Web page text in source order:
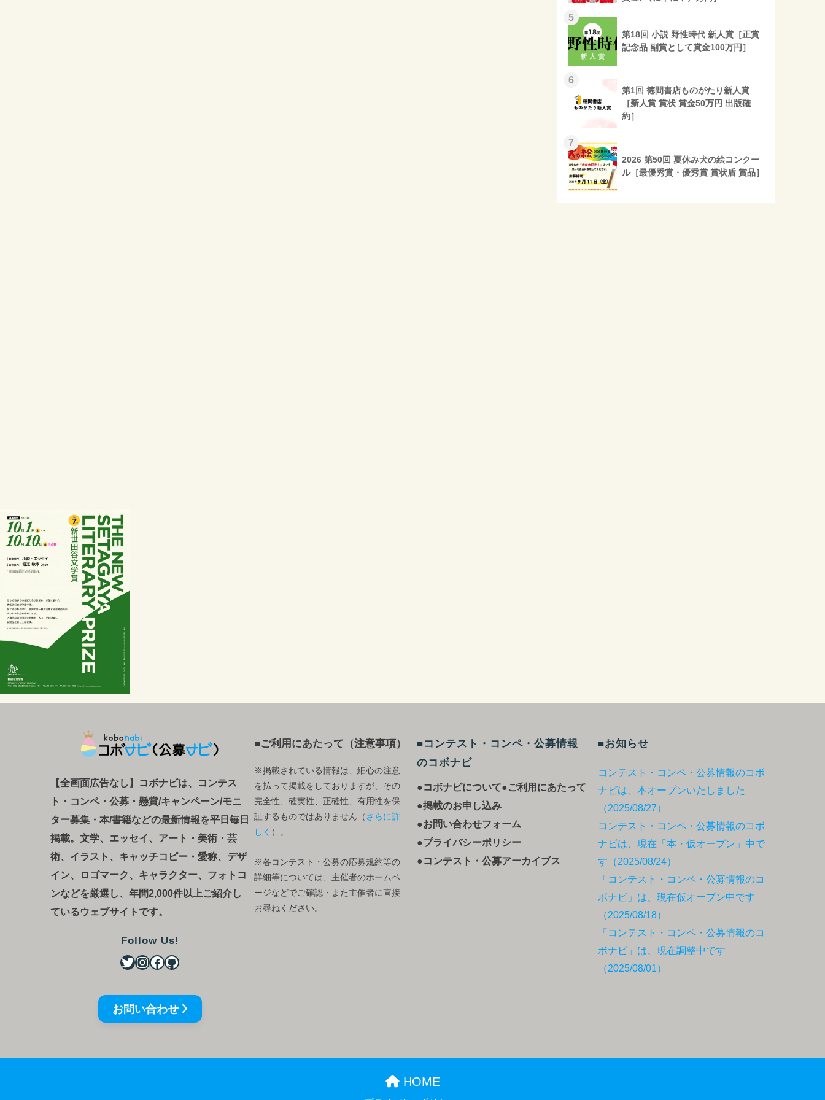
5
第18回 小説 野性時代 新人賞［正賞
記念品 副賞として賞金100万円］
6
第1回 徳間書店ものがたり新人賞
［新人賞 賞状 賞金50万円 出版確
約］
7
2026 第50回 夏休み犬の絵コンクー
ル［最優秀賞・優秀賞 賞状盾 賞品］
【全画面広告なし】コボナビは、コンテス
ト・コンペ・ 公募 ・ 懸賞/キャンペーン/モニ
ター募集・本/書籍などの最新情報を平日毎日
掲載。文学、エッセイ、アート・美術・芸
術、イラスト、キャッチコピー・愛称、デザ
イン、ロゴマーク、キャラクター、フォトコ
ンなどを厳選し、年間2,000件以上ご紹介し
ているウェブサイトです。
Follow Us!
お問い合わせ
■ご利用にあたって（注意事項）
※掲載されている情報は、細心の注意
を払って掲載をしておりますが、その
完全性、確実性、正確性、有用性を保
証するものではありません（ さらに詳
しく ）。
※各コンテスト・公募の応募規約等の
詳細等については、主催者のホームペ
ージなどでご確認・また主催者に直接
お尋ねください。
■コンテスト・コンペ・公募情報
のコボナビ
●コボナビについて●ご利用にあたって
●掲載のお申し込み
●お問い合わせフォーム
●プライバシーポリシー
●コンテスト・公募アーカイブス
■お知らせ
コンテスト・コンペ・公募情報のコボ
ナビは、本オープンいたしました
（2025/08/27）
コンテスト・コンペ・公募情報のコボ
ナビは、現在「本・仮オープン」中で
す（2025/08/24）
「コンテスト・コンペ・公募情報のコ
ボナビ」は、現在仮オープン中です
（2025/08/18）
「コンテスト・コンペ・公募情報のコ
ボナビ」は、現在調整中です
（2025/08/01）
HOME